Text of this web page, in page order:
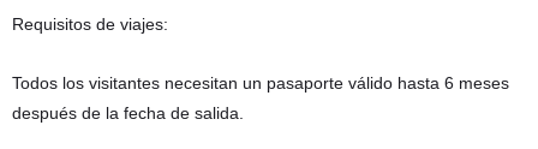
Requisitos de viajes:
Todos los visitantes necesitan un pasaporte válido hasta 6 meses
después de la fecha de salida.